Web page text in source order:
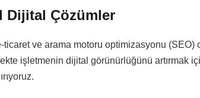
Dijital Çözümler
ticaret ve arama motoru optimizasyonu (SEO)
işletmenin dijital görünürlüğünü artırmak